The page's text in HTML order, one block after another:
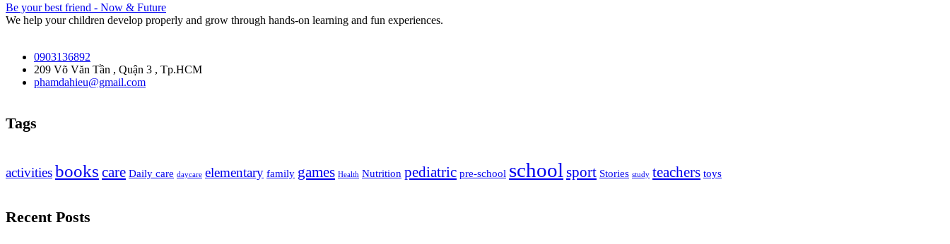
Be your best friend - Now & Future
We help your children develop properly and grow through hands-on learning and fun experiences.
0903136892
209 Võ Văn Tần , Quận 3 , Tp.HCM
phamdahieu@gmail.com
Tags
activitiesbooks care Daily care daycare elementary family games Health Nutrition pediatric pre-school school sport Stories study teachers toys
Recent Posts